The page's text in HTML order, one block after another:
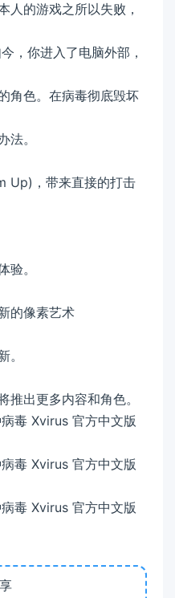
人的游戏之所以失败，
，你进入了电脑外部，
角色。在病毒彻底毁坏
法。
Up)，带来直接的打击
验。
的像素艺术
。
推出更多内容和角色。